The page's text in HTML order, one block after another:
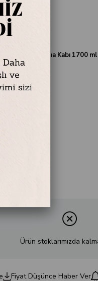
Cam Saklama Kabı 1700 ml
Ürün stoklarımızda
Fiyat Düşünce Haber Ver